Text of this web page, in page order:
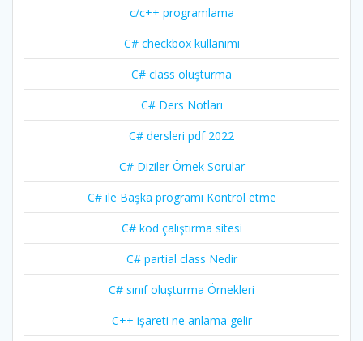
c/c++ programlama
C# checkbox kullanımı
C# class oluşturma
C# Ders Notları
C# dersleri pdf 2022
C# Diziler Örnek Sorular
C# ile Başka programı Kontrol etme
C# kod çalıştırma sitesi
C# partial class Nedir
C# sınıf oluşturma Örnekleri
C++ işareti ne anlama gelir